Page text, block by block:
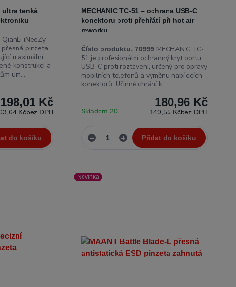
ultra tenká
QianLi iNeeZy
pinzeta
maximální
konstrukci a
um...
198,01 Kč
Kčbez DPH
do košíku
MECHANIC TC-51 – ochrana USB-C
konektoru proti přehřátí při hot air
reworku
Číslo produktu: 70999 MECHANIC TC-
51 je profesionální ochranný kryt portu
USB-C proti roztavení, určený pro opravy
mobilních telefonů a výměnu nabíjecích
konektorů. Účinně chrání k...
180,96 Kč
149,55 Kčbez DPH
Skladem 20
Přidat do košíku
Novinka